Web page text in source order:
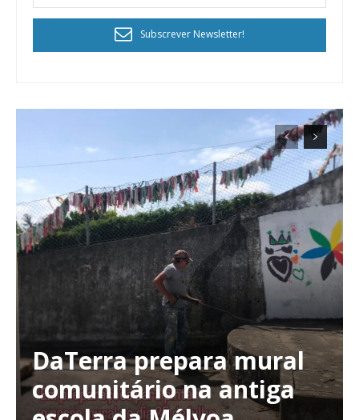
Subscrever Newsletter!
DaTerra prepara mural
comunitário na antiga